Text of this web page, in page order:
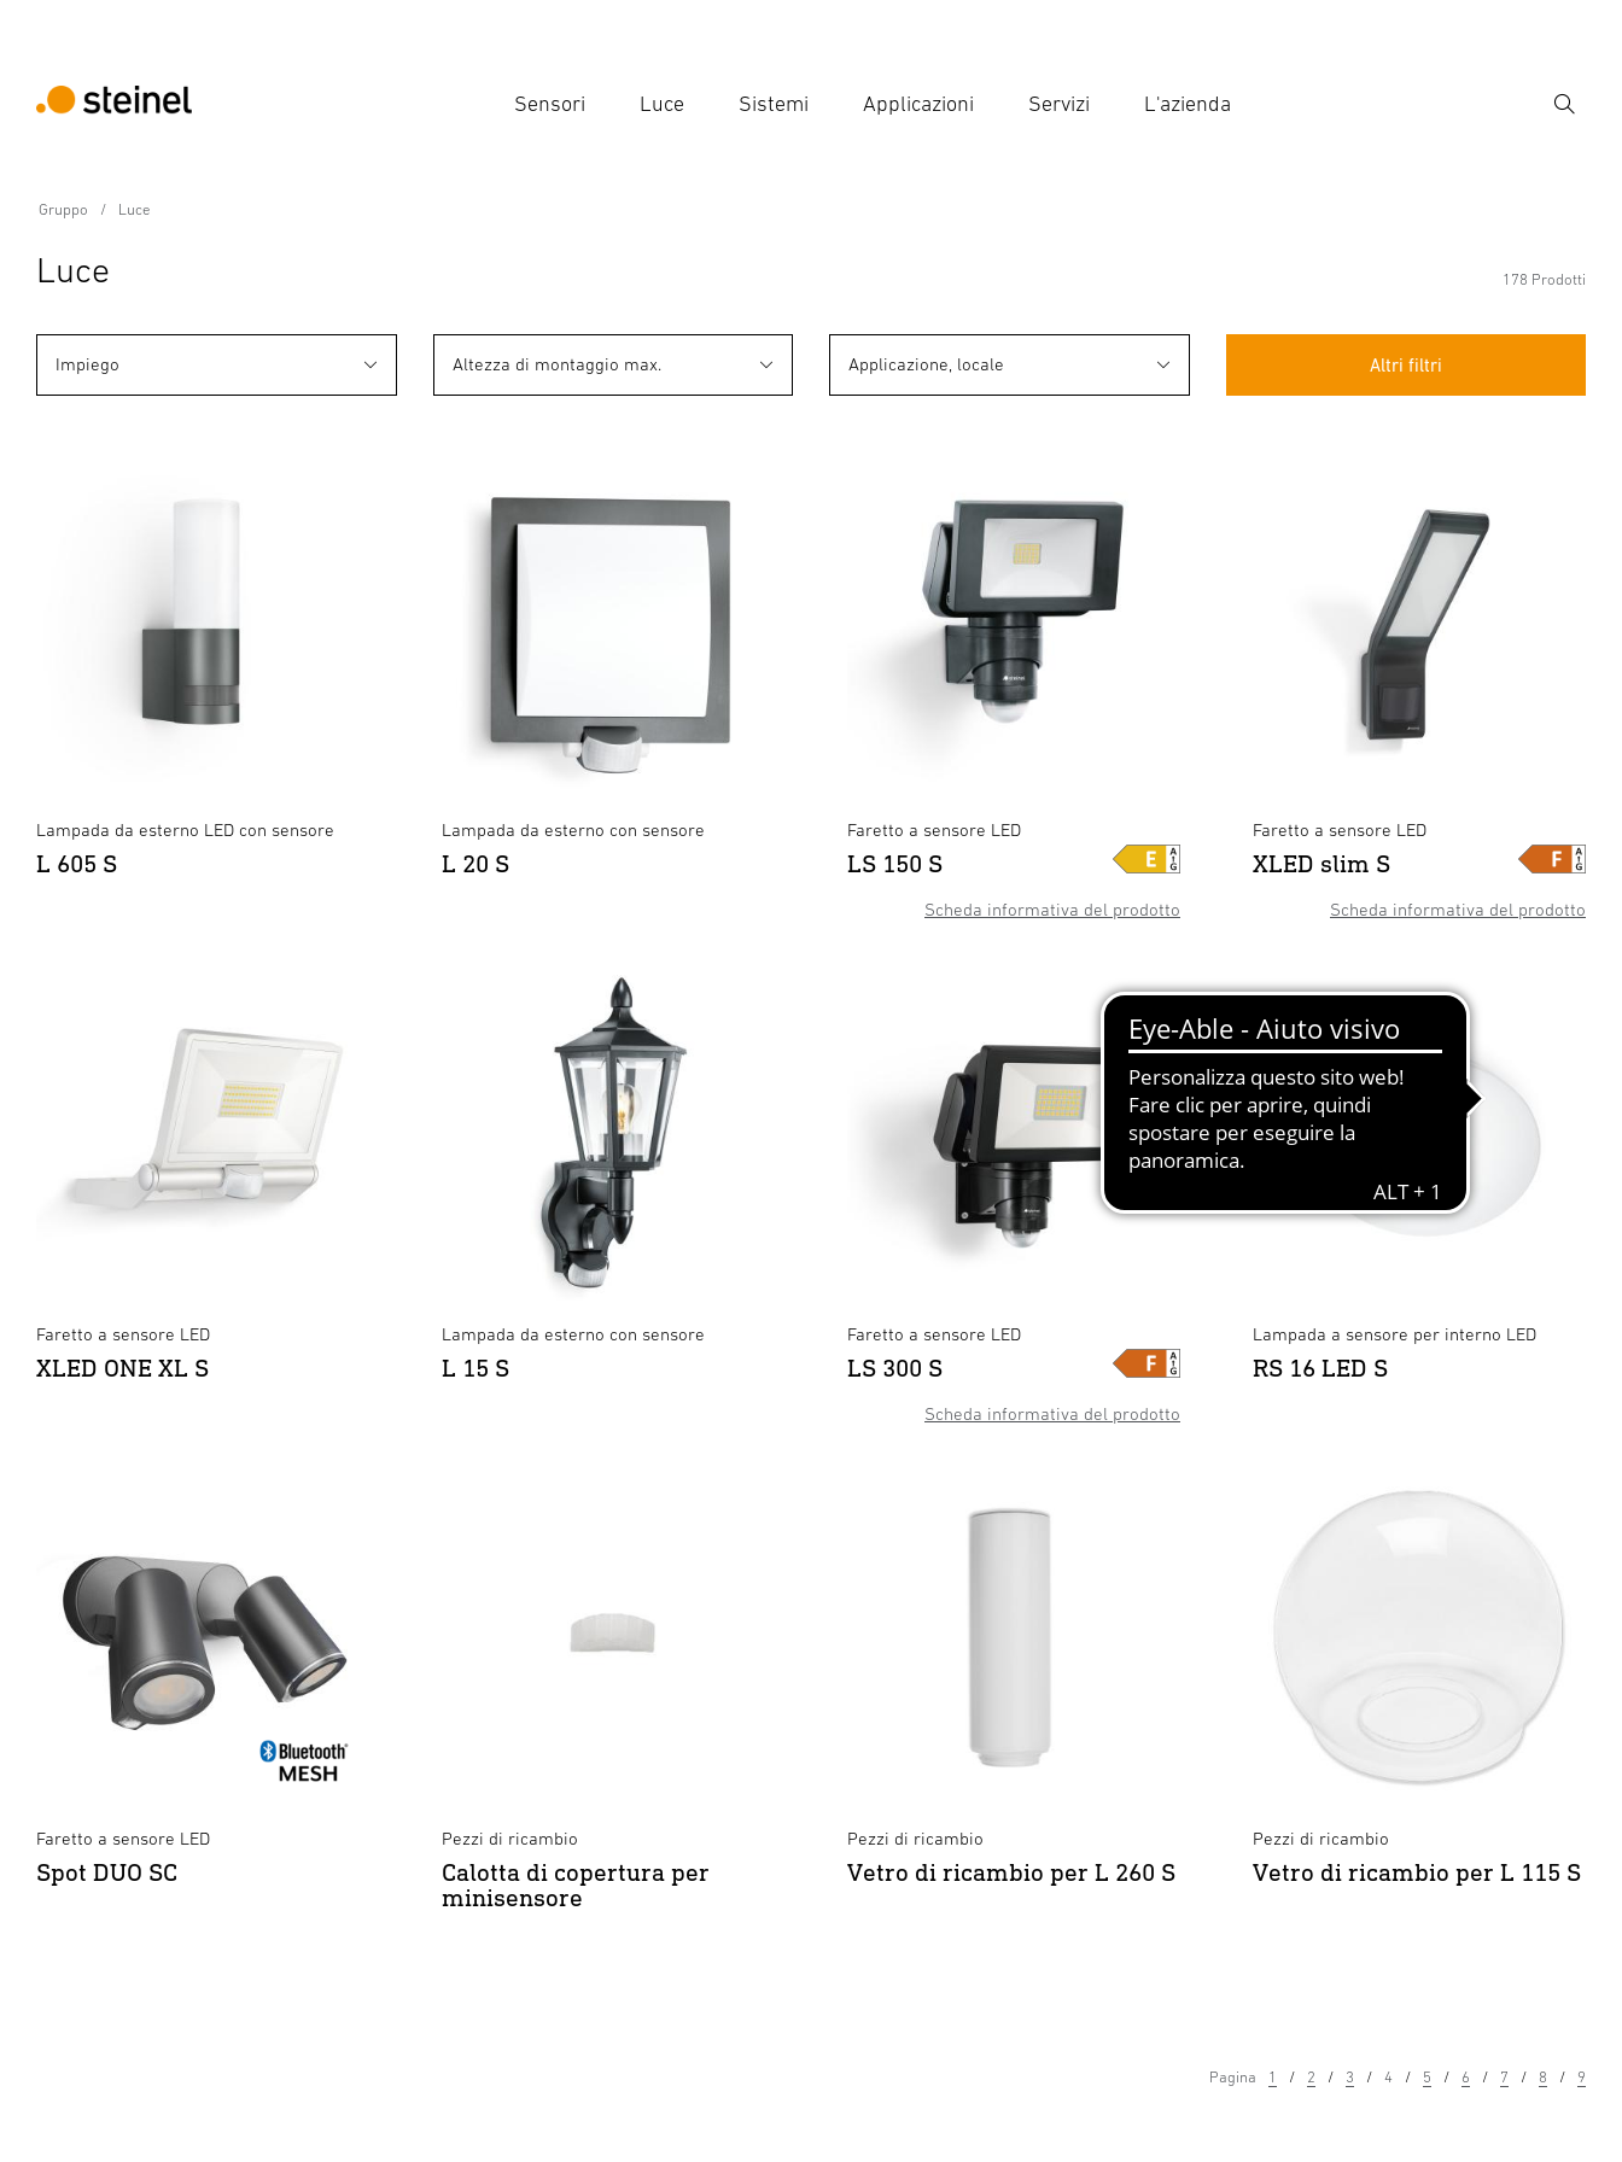
Sensori Luce Sistemi Applicazioni Servizi L'azienda
Ricerca
Gruppo Luce
Luce 178 Prodotti
Altri filtri
Impiego Altezza di montaggio max. Applicazione, locale
Lampada da esterno LED con sensore
L 605 S
Lampada da esterno con sensore
L 20 S
×
Scheda informativa del prodotto
Faretto a sensore LED
LS 150 S
XLED slim S antracite ×
Scheda informativa del prodotto
Faretto a sensore LED
XLED slim S
Faretto a sensore LED
XLED ONE XL S
Lampada da esterno con sensore
L 15 S
×
Scheda informativa del prodotto
Faretto a sensore LED
LS 300 S
Lampada a sensore per interno LED
RS 16 LED S
Faretto a sensore LED
Spot DUO SC
Pezzi di ricambio
Calotta di copertura per
minisensore
Pezzi di ricambio
Vetro di ricambio per L 260 S
Pezzi di ricambio
Vetro di ricambio per L 115 S
Pagina 1 2 3 4 5 6 7 8 9